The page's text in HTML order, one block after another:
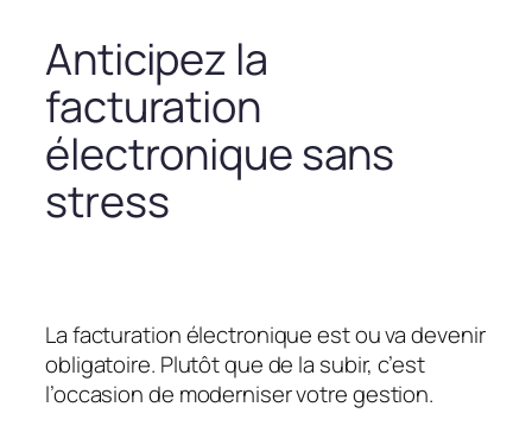
Anticipez la
facturation
électronique sans
stress
La facturation électronique est ou va devenir
obligatoire. Plutôt que de la subir, c’est
l’occasion de moderniser votre gestion.